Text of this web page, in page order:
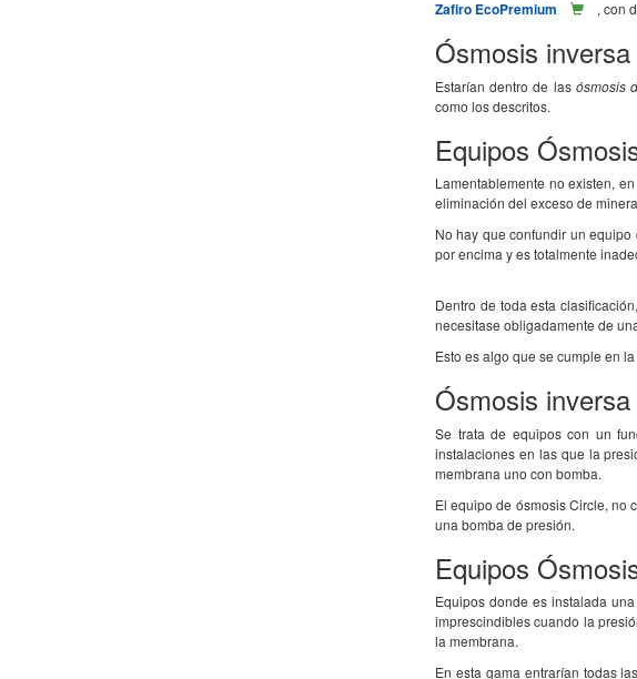
Zafiro EcoPremium , con
Ósmosis inversa
Estarían dentro de las ósmosis
como los descritos.
Equipos
Lamentablemente no existen,
eliminación del exceso de
No hay que confundir un
por encima y es totalmente
Dentro de toda esta clasificación,
necesitase obligadamente de
Esto es algo que se cumple en
Ósmosis
Se trata de equipos con un
instalaciones en las que la
membrana uno con bomba.
El equipo de ósmosis Circle, no
una bomba de presión.
Equipos
Equipos donde es instalada
imprescindibles cuando la
la membrana.
En esta gama entrarían todas